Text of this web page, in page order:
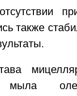
также
мыла